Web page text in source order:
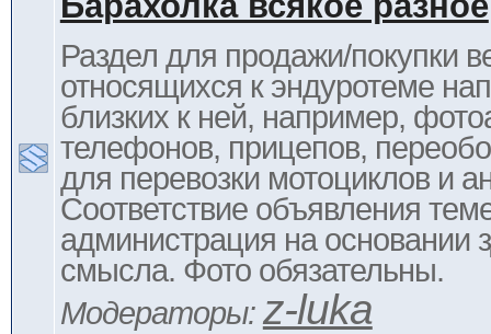
Раздел для продажи/покупки
относящихся к эндуротеме
близких к ней, например,
телефонов, прицепов,
для перевозки мотоциклов и
Соответствие объявления
администрация на основании
смысла. Фото обязательны.
Модераторы: z-luka